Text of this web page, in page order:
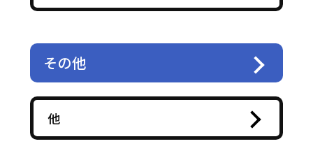
その他
他